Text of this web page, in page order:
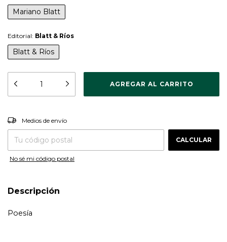
Mariano Blatt
Editorial: Blatt & Ríos
Blatt & Ríos
Entregas para el CP:
Medios de envío
CALCULAR
No sé mi código postal
Descripción
Poesía